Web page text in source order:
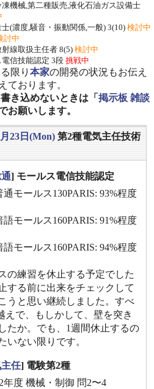
機械,第二種販売,液化石油ガス設備士
(濃度,騒音・振動関係,一般) 3(10) 検討中
討中
線取扱主任者 8(5) 検討中
電信技能認定 3段 挑戦中
限り 本家の開発の状況もお伝え
ております。
き込めないときは「 掲示板 雑談
お願いします。
23日(Mon) 第2種電気主任技術
] モールス電信技能認定
通モールス130PARIS: 93%程度
語モールス160PARIS: 91%程度
語モールス160PARIS: 94%程度
の練習を休止する予定でした
する前に出来をチェックして
うと思い継続しました。すべ
えで、もしかして、壁を突き
たか。でも、1週間休止するの
いない限りです。
任] 電験第2種
年度 機械・制御 問2〜4